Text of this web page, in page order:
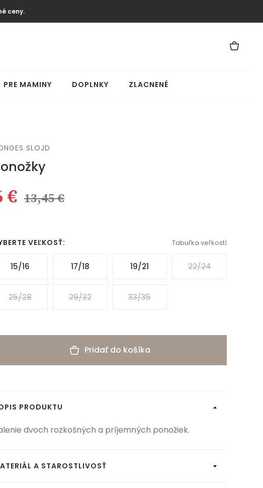
ceny.
PRE MAMINY DOPLNKY ZLACNENÉ
SLOJD
€ 13,45 €
VEĽKOSŤ: Tabuľka veľkostí
15/16 17/18 19/21 22/24
25/28 29/32 33/35
Pridať do košíka
PRODUKTU
dvoch rozkošných a príjemných ponožiek.
A STAROSTLIVOSŤ